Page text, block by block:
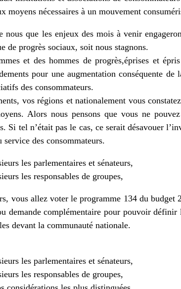
moyens nécessaires à un mouvement
nous que les enjeux des mois à venir
de progrès sociaux, soit nous stagnons.
et des hommes de progrès,éprises et
pour une augmentation conséquente
des consommateurs.
vos régions et nationalement vous
Alors nous pensons que vous ne
Si tel n’était pas le cas, ce serait désavouer
service des consommateurs.
les parlementaires et sénateurs,
les responsables de groupes,
vous allez voter le programme 134 du budget
demande complémentaire pour pouvoir
devant la communauté nationale.
les parlementaires et sénateurs,
les responsables de groupes,